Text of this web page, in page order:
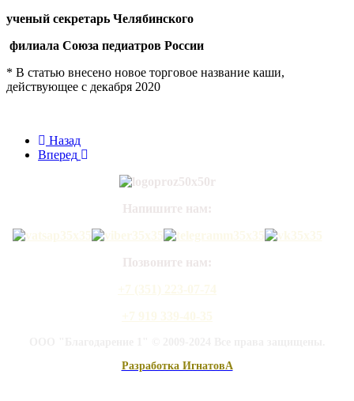
ученый секретарь Челябинского
филиала Союза педиатров России
* В статью внесено новое торговое название каши,
действующее с декабря 2020
Назад
Вперед
Напишите нам:
Позвоните нам:
+7 (351) 223-07-74
+7 919 339-40-35
Разработка ИгнатовА